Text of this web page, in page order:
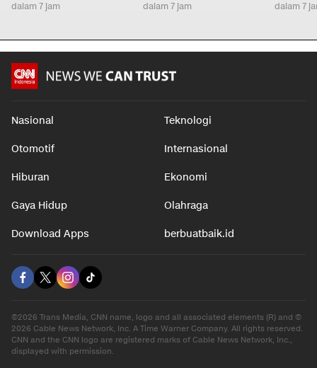
dalam 7 jam dalam 7 jam dalam 7
Nasional Teknologi
Otomotif Internasional
Hiburan Ekonomi
Gaya Hidup Olahraga
Download Apps berbuatbaik.id
©2026 Trans Media, CNN name, logo and all associated elements (R) and ©
2026 Cable News Network, Inc. A Time Warner Company. All rights reserved.
CNN and the CNN logo are registered marks of Cable News Network, Inc.,
displayed with permission.